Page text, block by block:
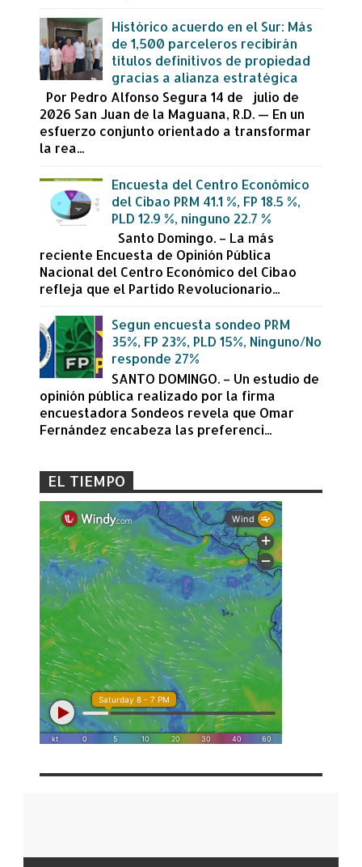
Histórico acuerdo en el Sur: Más
de 1,500 parceleros recibirán
títulos definitivos de propiedad
gracias a alianza estratégica
Por Pedro Alfonso Segura 14 de julio de
2026 San Juan de la Maguana, R.D. — En un
esfuerzo conjunto orientado a transformar
la rea...
Encuesta del Centro Económico
del Cibao PRM 41.1 %, FP 18.5 %,
PLD 12.9 %, ninguno 22.7 %
Santo Domingo. – La más
reciente Encuesta de Opinión Pública
Nacional del Centro Económico del Cibao
refleja que el Partido Revolucionario...
Segun encuesta sondeo PRM
35%, FP 23%, PLD 15%, Ninguno/No
responde 27%
SANTO DOMINGO. – Un estudio de
opinión pública realizado por la firma
encuestadora Sondeos revela que Omar
Fernández encabeza las preferenci...
EL TIEMPO